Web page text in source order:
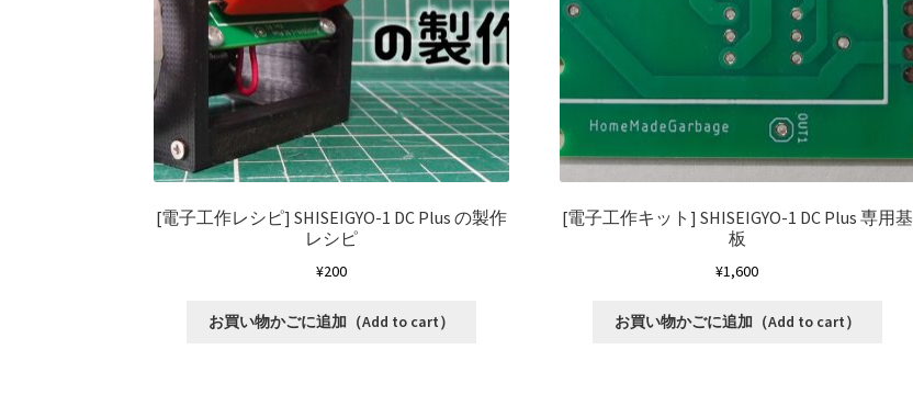
[電子工作レシピ] SHISEIGYO-1 DC Plus の製作
レシピ
¥200
お買い物かごに追加（Add to cart）
[電子工作キット] SHISEIGYO-1 DC Plus 専用基
板
¥1,600
お買い物かごに追加（Add to cart）